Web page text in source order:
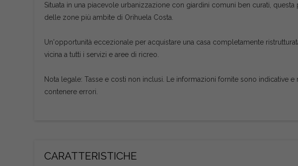
Situata in una piacevole urbanizzazione con giardini comuni ben curati,
delle zone più ambite di Orihuela Costa.
Un'opportunità eccezionale per acquistare una casa completamente
vicina a tutti i servizi e aree di ricreo.
Nota legale: Tasse e costi non inclusi. Le informazioni fornite sono indicative
contenere errori.
CARATTERISTICHE